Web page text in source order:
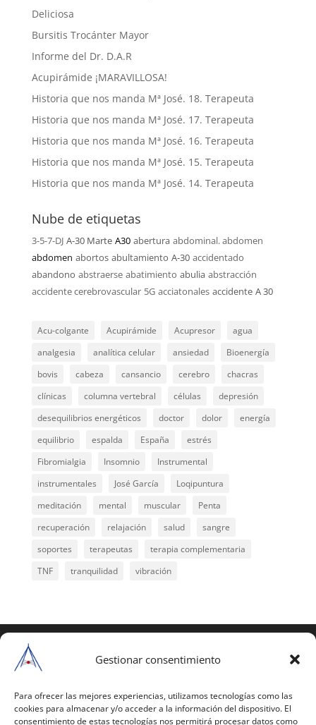
Gestionar consentimiento
Para ofrecer las mejores experiencias, utilizamos tecnologías como las
cookies para almacenar y/o acceder a la información del dispositivo. El
consentimiento de estas tecnologías nos permitirá procesar datos como
Deliciosa
Bursitis Trocánter Mayor
Informe del Dr. D.A.R
Acupirámide ¡MARAVILLOSA!
Historia que nos manda Mª José. 18. Terapeuta
Historia que nos manda Mª José. 17. Terapeuta
Historia que nos manda Mª José. 16. Terapeuta
Historia que nos manda Mª José. 15. Terapeuta
Historia que nos manda Mª José. 14. Terapeuta
Nube de etiquetas
3-5-7-DJ A-30 Marte A30 abertura abdominal. abdomen
abdomen abortos abultamiento A-30 accidentado
abandono abstraerse abatimiento abulia abstracción
accidente cerebrovascular 5G acciatonales accidente A 30
Acu-colgante Acupirámide Acupresor
agua
analgesia
analítica celular ansiedad
Bioenergía
bovis
cabeza cansancio cerebro
chacras
clínicas
columna vertebral células
depresión
desequilibrios energéticos
doctor dolor
energía
equilibrio
espalda España
estrés
Fibromialgia
Insomnio
Instrumental
instrumentales
José García
Loqipuntura
meditación
mental muscular
Penta
recuperación
relajación salud
sangre
soportes
terapeutas
terapia complementaria
TNF
tranquilidad vibración
reservados
estas páginas o parte de ellas, necesita pedir
autorización por escrito a Mario Gil Sánchez.